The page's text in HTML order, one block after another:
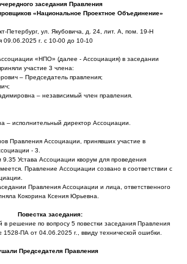
заседания Правления
«Национальное Проектное Объединение»
Петербург, ул. Якубовича, д. 24, лит. А, пом. 19-Н
09.06.2025 г. с 10-00 до 10-10
«НПО» (далее - Ассоциация) в заседании
участие 3 члена:
– Председатель правления;
– независимый член правления.
– исполнительный директор Ассоциации.
Правления Ассоциации, принявших участие в
- 3.
9.35 Устава Ассоциации кворум для проведения
Правление Ассоциации созвано в соответствии с
Правления Ассоциации и лица, ответственного
Кокорина Ксения Юрьевна.
Повестка заседания:
решение по вопросу 5 повестки заседания Правления
ПА от 04.06.2025 г., ввиду технической ошибки.
Председателя Правления